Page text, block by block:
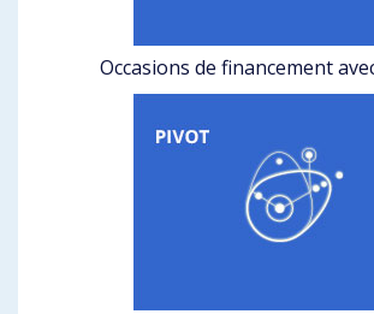
Occasions de financement